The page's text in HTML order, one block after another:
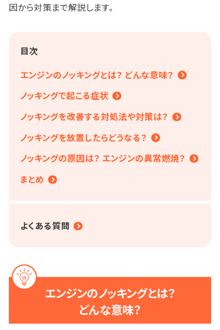
因から対策まで解説します。
目次
エンジンのノッキングとは？ どんな意味？
ノッキングで起こる症状
ノッキングを改善する対処法や対策は？
ノッキングを放置したらどうなる？
ノッキングの原因は？ エンジンの異常燃焼？
まとめ
よくある質問
エンジンのノッキングとは？
どんな意味？